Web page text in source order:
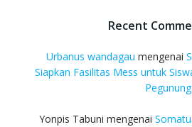
Recent
Urbanus wandagau mengenai
Siapkan Fasilitas Mess untuk
Yonpis Tabuni mengenai